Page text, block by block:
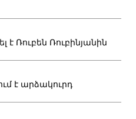
է Ռուբեն Ռուբինյանին
է արձակուրդ